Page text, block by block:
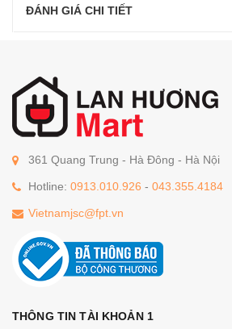
ĐÁNH GIÁ CHI TIẾT
361 Quang Trung - Hà Đông - Hà Nội
Hotline: 0913.010.926 - 043.355.4184
Vietnamjsc@fpt.vn
THÔNG TIN TÀI KHOẢN 1